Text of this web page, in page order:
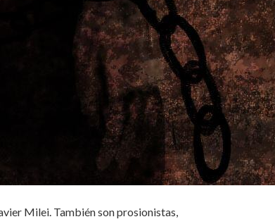
Milei. También son prosionistas,